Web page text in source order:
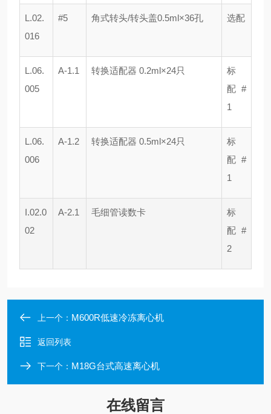
L.02.
016
#5 角式转头/转头盖0.5ml×36孔 选配
L.06.
005
A-1.1 转换适配器 0.2ml×24只
标
配 #
1
L.06.
006
A-1.2 转换适配器 0.5ml×24只
标
配 #
1
I.02.0
02
A-2.1 毛细管读数卡
标
配 #
2
上一个： M600R低速冷冻离心机
返回列表
下一个： M18G台式高速离心机
在线留言